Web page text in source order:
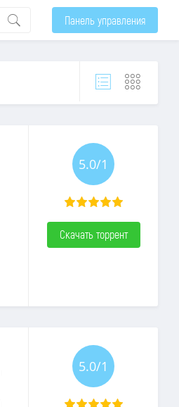
Панель управления
5.0/1
Скачать торрент
5.0/1